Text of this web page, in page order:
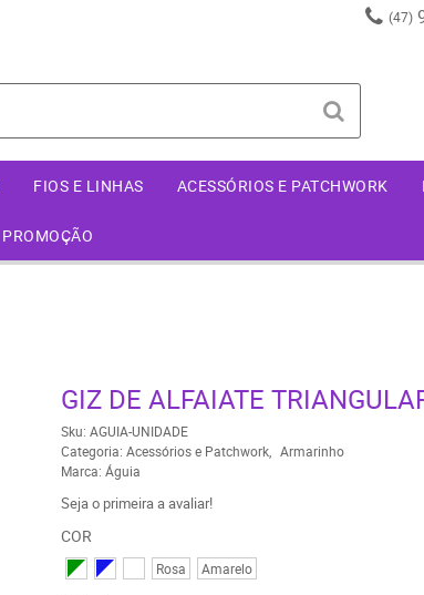
(47)
FIOS E LINHAS ACESSÓRIOS E PATCHWORK
PROMOÇÃO
GIZ DE ALFAIATE
Sku: AGUIA-UNIDADE
Categoria: Acessórios e Patchwork
Armarinho
Marca: Águia
Seja o primeira a avaliar!
COR
Rosa Amarelo